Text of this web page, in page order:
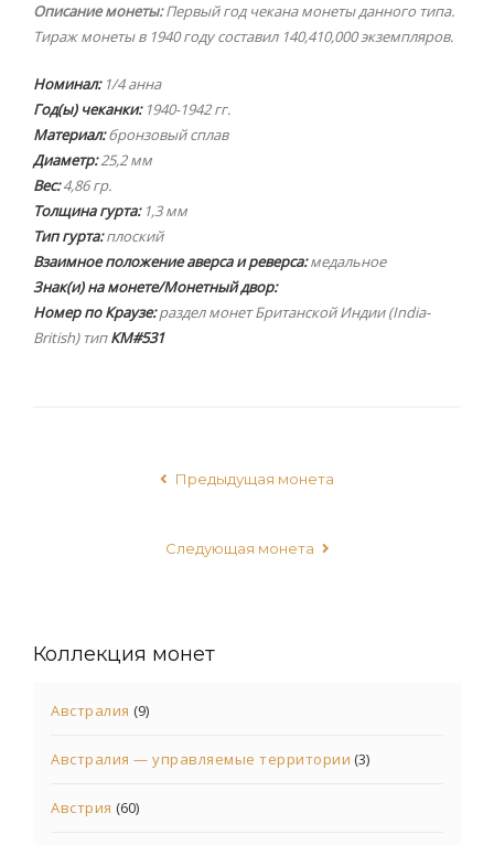
Описание монеты:Первый год чекана монеты данного типа.
Тираж монеты в 1940 году составил 140,410,000 экземпляров.
Номинал:1/4 анна
Год(ы) чеканки: 1940-1942 гг.
Материал:бронзовый сплав
Диаметр:25,2 мм
Вес:4,86 гр.
Толщина гурта: 1,3 мм
Тип гурта:плоский
Взаимное положение аверса и реверса:медальное
Знак(и) на монете/Монетный двор:
Номер по Краузе:раздел монет Британской Индии (India-
British) типКМ#531
Предыдущая монета
Следующая монета
Коллекция монет
Австралия (9)
Австралия — управляемые территории (3)
Австрия (60)